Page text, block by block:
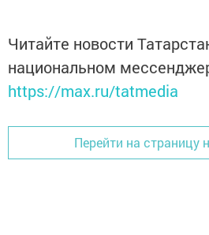
Читайте новости
национальном
https://max.ru/tatmedia
Перейти на страницу